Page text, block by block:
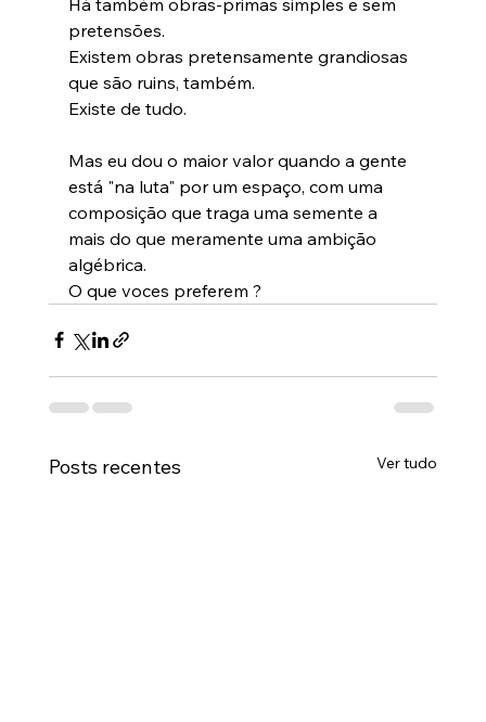
pretensões.
Existem obras pretensamente grandiosas
que são ruins, também.
Existe de tudo.
Mas eu dou o maior valor quando a gente
está "na luta" por um espaço, com uma
composição que traga uma semente a
mais do que meramente uma ambição
algébrica.
O que voces preferem ?
Posts recentes Ver tudo